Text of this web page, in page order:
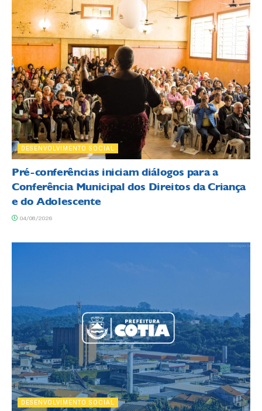
DESENVOLVIMENTO SOCIAL
Pré-conferências iniciam diálogos para a
Conferência Municipal dos Direitos da Criança
e do Adolescente
04/08/2026
DESENVOLVIMENTO SOCIAL